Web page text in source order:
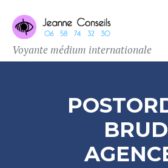
Voyante médium internationale
BRUD